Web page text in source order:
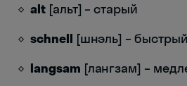
alt[альт] – старый
schnell [шнэль] –
langsam [лангзам] –